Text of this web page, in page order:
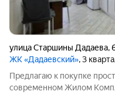
улица Старшины Дадаева,
ЖК «Дадаевский», 3
Предлагаю к покупке
современном Жилом